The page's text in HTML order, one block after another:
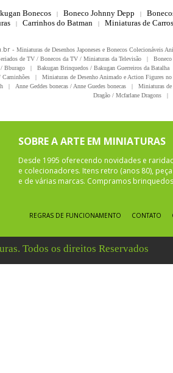
Bonecos | Boneco Johnny Depp |
| Carrinhos do Batman | Miniaturas de
- Miniaturas de Desenhos Japoneses e Bonecos Colecionáveis
de TV / Bonecos da TV / Miniaturas da Televisão |
Bburago
| Bakugan Brinquedos / Bakugan Guerreiros da Batalha
Caminhões
|
Miniaturas de Desenho Animado e Action Figures
| Anne Geddes bonecas / Anne Guedes bonecas |
Miniaturas
Dragão / Mcfarlane Dragons
|
SOBRE A ARTE EM MINIATURAS
Desde 1995 oferecendo novidades e
e colecionadores. Itens retro (anos 80),
e de várias marcas. Compramos
REGRAS DE FUNCIONAMENTO CONTATO
Todos os direitos Reservados